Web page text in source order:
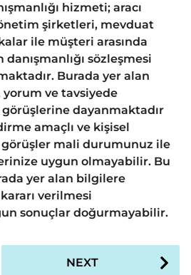
hizmeti; aracı
şirketleri, mevduat
ile müşteri arasında
sözleşmesi
Burada yer alan
ve tavsiyede
dayanmaktadır
amaçlı ve kişisel
mali durumunuz ile
uygun olmayabilir. Bu
yer alan bilgilere
verilmesi
sonuçlar doğurmayabilir.
NEXT